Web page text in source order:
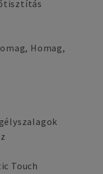
Homag,
Touch